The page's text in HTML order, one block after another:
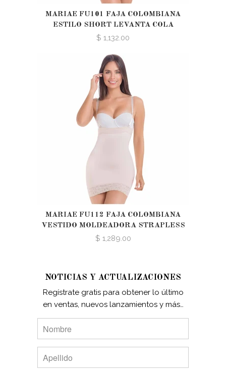
MARIAE FU101 FAJA COLOMBIANA
ESTILO SHORT LEVANTA COLA
$ 1,132.00
MARIAE FU112 FAJA COLOMBIANA
VESTIDO MOLDEADORA STRAPLESS
$ 1,289.00
NOTICIAS Y ACTUALIZACIONES
Regístrate gratis para obtener lo último
en ventas, nuevos lanzamientos y más…